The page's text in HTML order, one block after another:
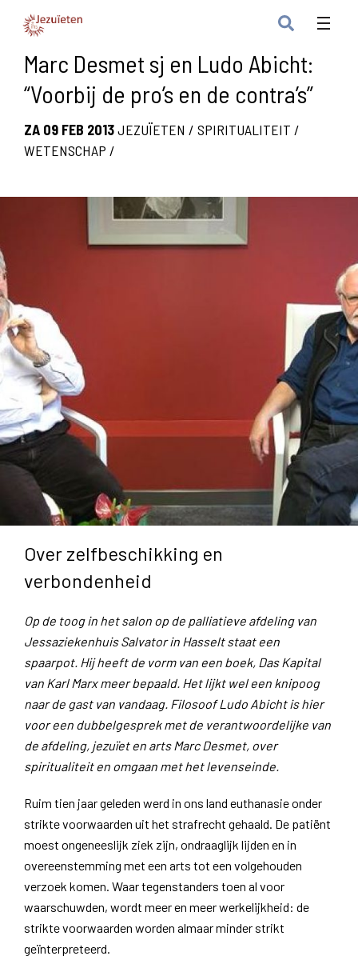
Marc Desmet sj en Ludo Abicht:
“Voorbij de pro’s en de contra’s”
ZA 09 FEB 2013JEZUÏETEN / SPIRITUALITEIT /
WETENSCHAP /
Over zelfbeschikking en
verbondenheid
Op de toog in het salon op de palliatieve afdeling van
Jessaziekenhuis Salvator in Hasselt staat een
spaarpot. Hij heeft de vorm van een boek, Das Kapital
van Karl Marx meer bepaald. Het lijkt wel een knipoog
naar de gast van vandaag. Filosoof Ludo Abicht is hier
voor een dubbelgesprek met de verantwoordelijke van
de afdeling, jezuïet en arts Marc Desmet, over
spiritualiteit en omgaan met het levenseinde.
Ruim tien jaar geleden werd in ons land euthanasie onder
strikte voorwaarden uit het strafrecht gehaald. De patiënt
moest ongeneeslijk ziek zijn, ondraaglijk lijden en in
overeenstemming met een arts tot een volgehouden
verzoek komen. Waar tegenstanders toen al voor
waarschuwden, wordt meer en meer werkelijkheid: de
strikte voorwaarden worden almaar minder strikt
geïnterpreteerd.